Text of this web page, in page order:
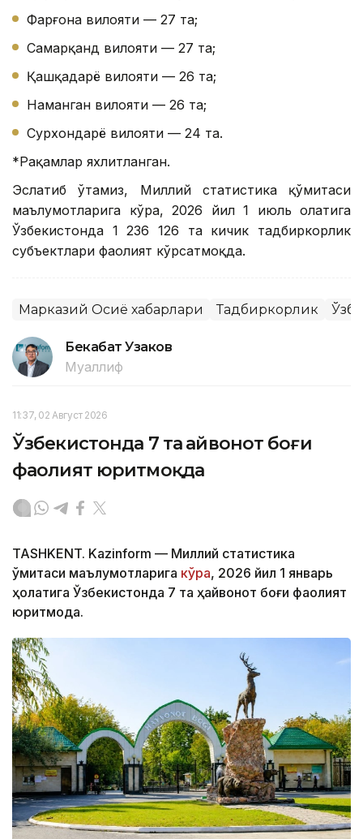
Фарғона вилояти — 27 та;
Самарқанд вилояти — 27 та;
Қашқадарё вилояти — 26 та;
Наманган вилояти — 26 та;
Сурхондарё вилояти — 24 та.
*Рақамлар яхлитланган.
Эслатиб ўтамиз, Миллий статистика қўмитаси
маълумотларига кўра, 2026 йил 1 июль ҳолатига
Ўзбекистонда 1 236 126 та кичик тадбиркорлик
субъектлари фаолият кўрсатмоқда.
Марказий Осиё хабарлари Тадбиркорлик
Бекабат Узаков
Муаллиф
11:37, 02 Август 2026
Ўзбекистонда 7 та ҳайвонот боғи
фаолият юритмоқда
TASHKENT. Kazinform — Миллий статистика
қўмитаси маълумотларига кўра, 2026 йил 1 январь
ҳолатига Ўзбекистонда 7 та ҳайвонот боғи фаолият
юритмоқда.